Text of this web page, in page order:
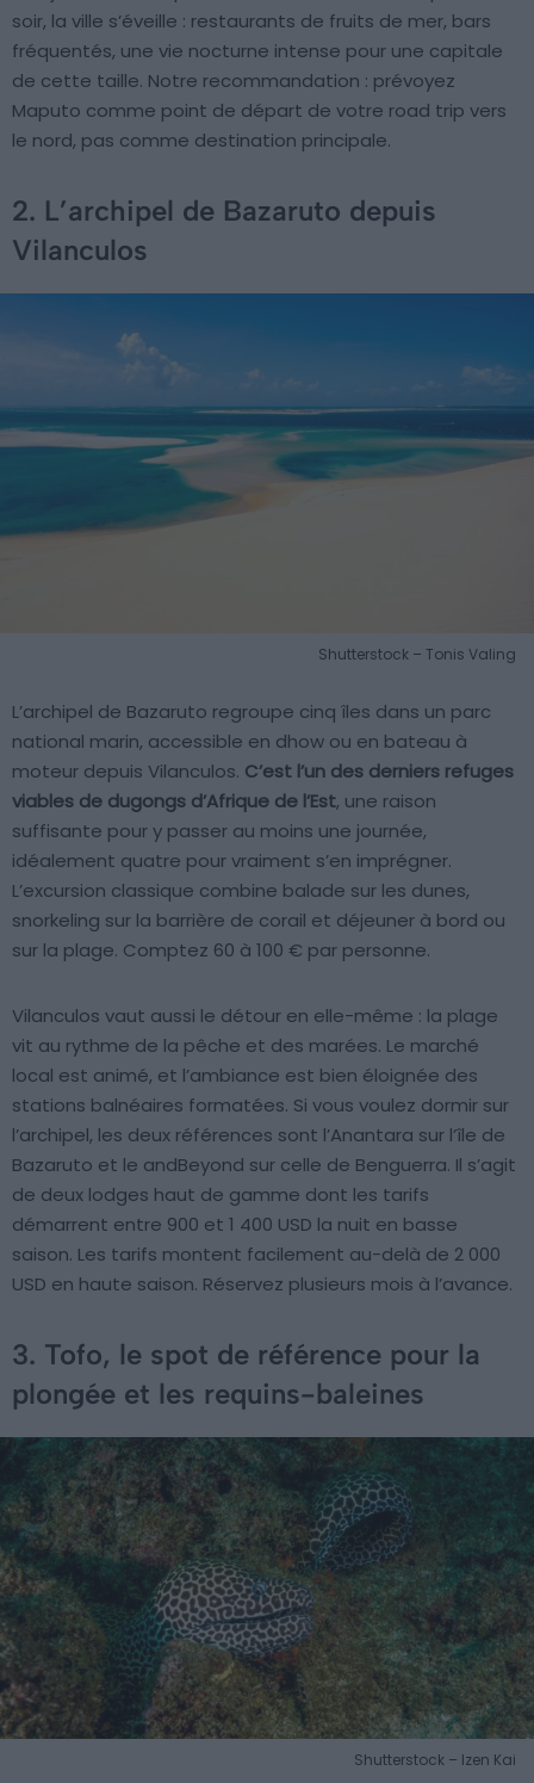
soir, la ville s’éveille : restaurants de fruits de mer, bars
fréquentés, une vie nocturne intense pour une capitale
de cette taille. Notre recommandation : prévoyez
Maputo comme point de départ de votre road trip vers
le nord, pas comme destination principale.
2. L’archipel de Bazaruto depuis
Vilanculos
Shutterstock – Tonis Valing
L’archipel de Bazaruto regroupe cinq îles dans un parc
national marin, accessible en dhow ou en bateau à
moteur depuis Vilanculos. C’est l’un des derniers refuges
viables de dugongs d’Afrique de l’Est, une raison
suffisante pour y passer au moins une journée,
idéalement quatre pour vraiment s’en imprégner.
L’excursion classique combine balade sur les dunes,
snorkeling sur la barrière de corail et déjeuner à bord ou
sur la plage. Comptez 60 à 100 € par personne.
Vilanculos vaut aussi le détour en elle-même : la plage
vit au rythme de la pêche et des marées. Le marché
local est animé, et l’ambiance est bien éloignée des
stations balnéaires formatées. Si vous voulez dormir sur
l’archipel, les deux références sont l’Anantara sur l’île de
Bazaruto et le andBeyond sur celle de Benguerra. Il s’agit
de deux lodges haut de gamme dont les tarifs
démarrent entre 900 et 1 400 USD la nuit en basse
saison. Les tarifs montent facilement au-delà de 2 000
USD en haute saison. Réservez plusieurs mois à l’avance.
3. Tofo, le spot de référence pour la
plongée et les requins-baleines
Shutterstock – Izen Kai